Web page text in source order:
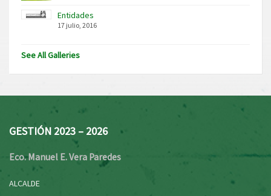
Entidades
17 julio, 2016
See All Galleries
GESTIÓN 2023 – 2026
Eco. Manuel E. Vera Paredes
ALCALDE